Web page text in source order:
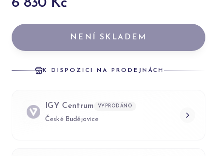
6 830 Kč
NENÍ SKLADEM
K DISPOZICI NA PRODEJNÁCH
IGY Centrum VYPRODÁNO
České Budějovice